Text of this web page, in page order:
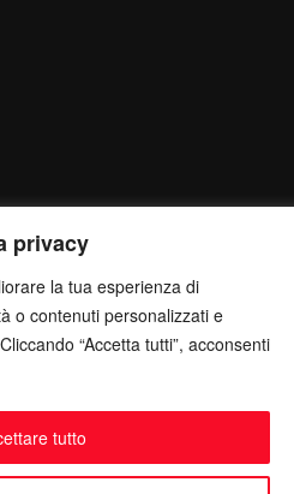
privacy
la tua esperienza di
o contenuti personalizzati e
“Accetta tutti”, acconsenti
tutto